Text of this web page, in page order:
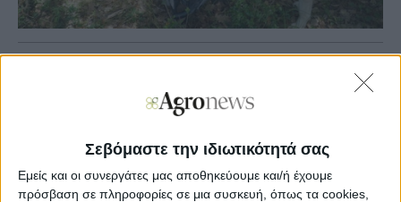
Σεβόμαστε την ιδιωτικότητά σας
Εμείς και οι συνεργάτες μας αποθηκεύουμε και/ή έχουμε
πρόσβαση σε πληροφορίες σε μια συσκευή, όπως τα cookies,
Ο τρουφοκυνηγός με τα εκπαιδευμένα σκυλιά του σας
περιμένει στα δάση των Μετεώρων, για να αναζητήσετε
μαζί τον πολύτιμο αυτό καρπό της φύσης, που «κρύβεται»